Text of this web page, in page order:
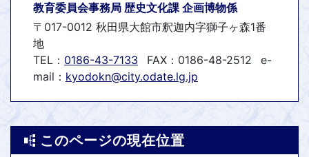
教育委員会事務局 歴史文化課 企画博物係
〒017-0012 秋田県大館市釈迦内字獅子ヶ森1番
地
TEL： 0186-43-7133 FAX：0186-48-2512
e-
mail： kyodokn@city.odate.lg.jp
このページの現在位置